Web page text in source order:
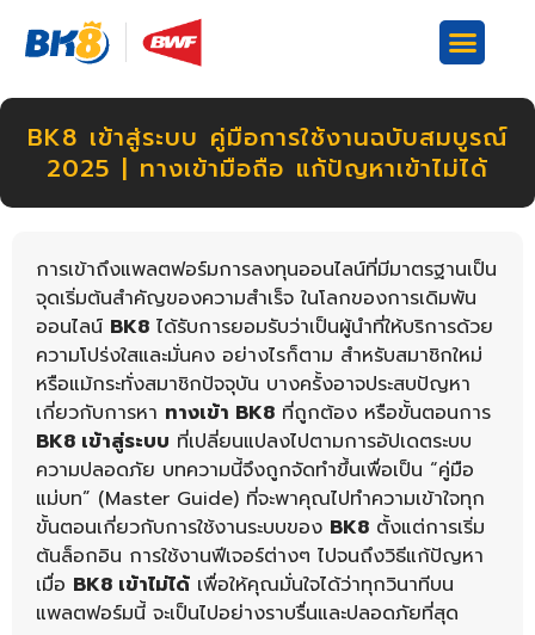
BK8 เข้าสู่ระบบ คู่มือการใช้งานฉบับสมบูรณ์
2025 | ทางเข้ามือถือ แก้ปัญหาเข้าไม่ได้
การเข้าถึงแพลตฟอร์มการลงทุนออนไลน์ที่มีมาตรฐานเป็น
จุดเริ่มต้นสำคัญของความสำเร็จ ในโลกของการเดิมพัน
ออนไลน์ BK8 ได้รับการยอมรับว่าเป็นผู้นำที่ให้บริการด้วย
ความโปร่งใสและมั่นคง อย่างไรก็ตาม สำหรับสมาชิกใหม่
หรือแม้กระทั่งสมาชิกปัจจุบัน บางครั้งอาจประสบปัญหา
เกี่ยวกับการหา ทางเข้า BK8 ที่ถูกต้อง หรือขั้นตอนการ
BK8 เข้าสู่ระบบ ที่เปลี่ยนแปลงไปตามการอัปเดตระบบ
ความปลอดภัย บทความนี้จึงถูกจัดทำขึ้นเพื่อเป็น “คู่มือ
แม่บท” (Master Guide) ที่จะพาคุณไปทำความเข้าใจทุก
ขั้นตอนเกี่ยวกับการใช้งานระบบของ BK8 ตั้งแต่การเริ่ม
ต้นล็อกอิน การใช้งานฟีเจอร์ต่างๆ ไปจนถึงวิธีแก้ปัญหา
เมื่อ BK8 เข้าไม่ได้ เพื่อให้คุณมั่นใจได้ว่าทุกวินาทีบน
แพลตฟอร์มนี้ จะเป็นไปอย่างราบรื่นและปลอดภัยที่สุด